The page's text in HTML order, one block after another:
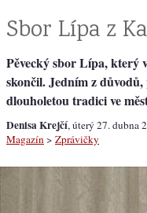
Sbor Lípa z
Pěvecký sbor Lípa, který
skončil. Jedním z
dlouholetou tradici ve
Denisa Krejčí, úterý 27. dubna
Magazín > Zprávičky